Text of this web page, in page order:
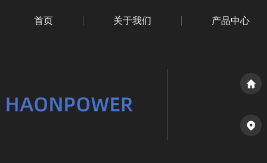
首页 关于我们 产品中心